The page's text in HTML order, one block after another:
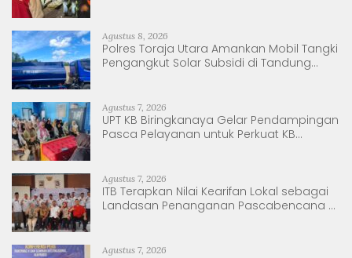
Agustus 8, 2026
Polres Toraja Utara Amankan Mobil Tangki
Pengangkut Solar Subsidi di Tandung
Agustus 7, 2026
UPT KB Biringkanaya Gelar Pendampingan
Pasca Pelayanan untuk Perkuat KB
Agustus 7, 2026
ITB Terapkan Nilai Kearifan Lokal sebagai
Landasan Penanganan Pascabencana di
Agustus 7, 2026